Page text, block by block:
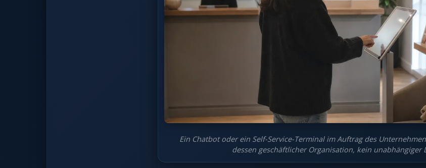
Ein Chatbot oder ein Self-Service-Terminal im Auftrag des
dessen geschäftlicher Organisation, kein unabhängiger